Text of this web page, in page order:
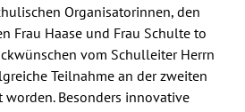
Organisatorinnen, den
Frau Haase und Frau Schulte to
vom Schulleiter Herrn
Teilnahme an der zweiten
worden. Besonders innovative